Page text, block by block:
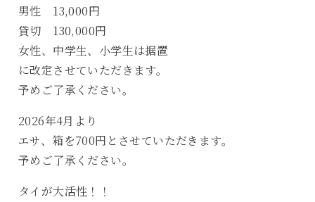
男性 13,000円
貸切 130,000円
女性、中学生、小学生は据置
に改定させていただきます。
予めご了承ください。
2026年4月より
エサ、箱を700円とさせていただきます。
予めご了承ください。
タイが大活性！！